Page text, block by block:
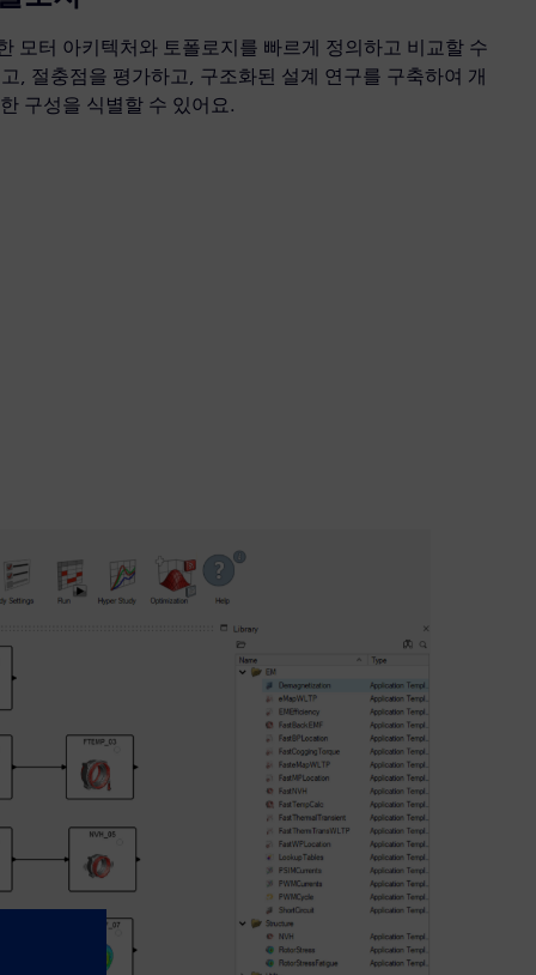
모터 아키텍처와 토폴로지를 빠르게 정의하고 비교할 수
, 절충점을 평가하고, 구조화된 설계 연구를 구축하여 개
구성을 식별할 수 있어요.